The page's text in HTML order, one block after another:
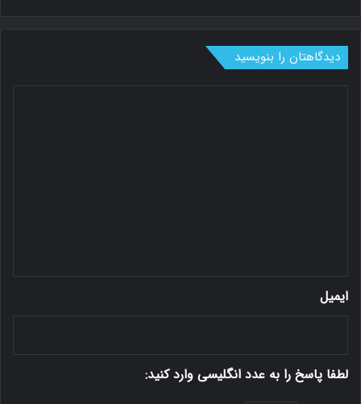
دیدگاهتان را بنویسید
ایمیل
لطفا پاسخ را به عدد انگلیسی وارد کنید: